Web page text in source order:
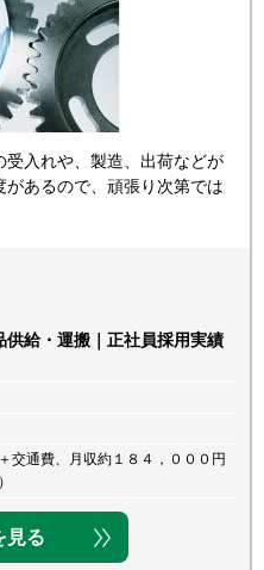
入れや、製造、出荷などが
あるので、頑張り次第では
給・運搬｜正社員採用実績
交通費、月収約１８４，０００円
見る